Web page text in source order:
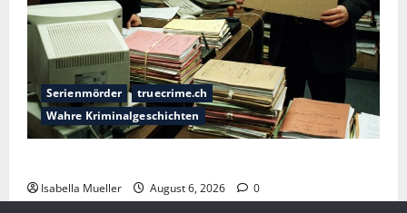
Serienmörder
truecrime.ch
Wahre Kriminalgeschichten
Isabella Mueller August 6, 2026 0